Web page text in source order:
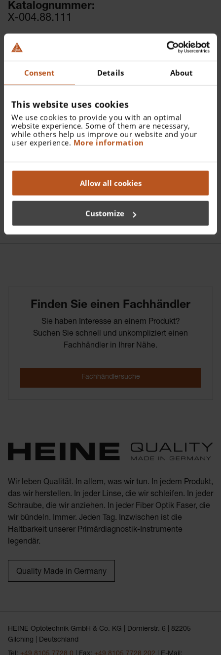
Consent Details About
This website uses cookies
We use cookies to provide you with an optimal
website experience. Some of them are necessary,
while others help us improve our website and your
user experience. More information
Allow all cookies
Customize
Katalognummer:
X-004.88.111
Finden Sie einen Fachhändler
Weitere Details
XHL Xenon Halogen Ersatzlampe 6 V, 5 W, Standard
Details
XHL Xenon Halogen Ersatzlampe 6 V fǬr OMEGA500
XHL und OMEGA500 mit DV1 XHL.
Finden­ Sie­ einen­ Fachhändler
Sie haben Interesse an einem Produkt?
Suchen Sie schnell und unkompliziert einen
Fachhändler in Ihrer Nähe.
Wir leben Qualität. In allem, was wir tun. In jedem Produkt,
das wir herstellen. In jeder Linse, die wir schleifen. In jeder
Schraube, die wir anziehen. In jeder Fiber Optik Faser, die
wir bündeln. Immer. Jeden Tag. Inzwischen ist die
Haltbarkeit unserer Primärdiagnostik-Instrumente
legendär.
Quality Made in Germany
HEINE Optotechnik GmbH & Co. KG | Dornierstr. 6 | 82205
Gilching | Deutschland